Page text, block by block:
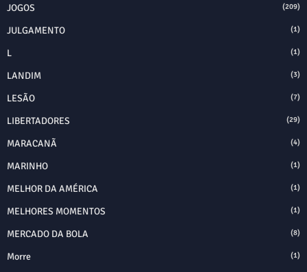
JOGOS (209)
JULGAMENTO (1)
L (1)
LANDIM (3)
LESÃO (7)
LIBERTADORES (29)
MARACANÃ (4)
MARINHO (1)
MELHOR DA AMÉRICA (1)
MELHORES MOMENTOS (1)
MERCADO DA BOLA (8)
Morre (1)